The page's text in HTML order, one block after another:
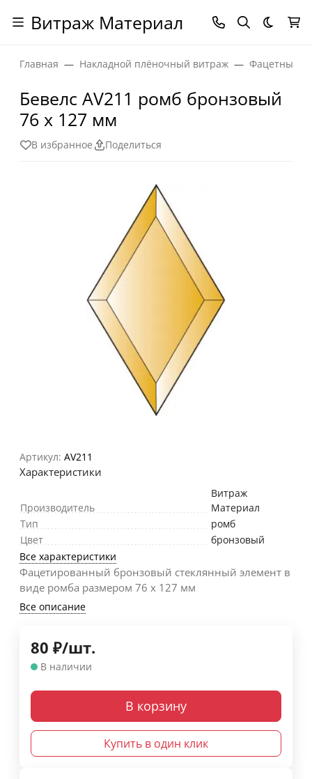
Витраж Материал Темная
Главная Накладной плёночный витраж Фацетные
Бевелс AV211 ромб бронзовый
76 х 127 мм
В избранное Поделиться
Артикул: AV211
Характеристики
Производитель
Витраж
Материал
Тип
ромб
Цвет
бронзовый
Все характеристики
Фацетированный бронзовый стеклянный элемент в
виде ромба размером 76 х 127 мм
Все описание
80 ₽/шт.
В наличии
В корзину
Купить в один клик